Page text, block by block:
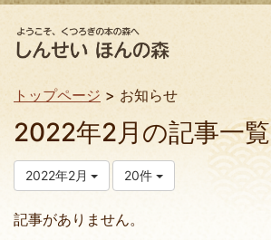
トップページ お知らせ
2022年2月の記事一覧
2022年2月 20件
記事がありません。